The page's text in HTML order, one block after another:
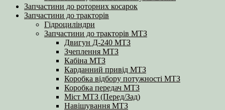
Запчастини до роторних косарок
Запчастини до тракторів
Гідроциліндри
Запчастини до тракторів МТЗ
Двигун Д-240 МТЗ
Зчеплення МТЗ
Кабіна МТЗ
Карданний привід МТЗ
Коробка відбору потужності МТЗ
Коробка передач МТЗ
Міст МТЗ (Перед/Зад)
Навішування МТЗ